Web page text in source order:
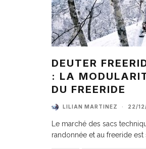
DEUTER
: LA
DU FREERIDE
LILIAN MARTINEZ · 22/
Le marché des sacs
randonnée et au freeride